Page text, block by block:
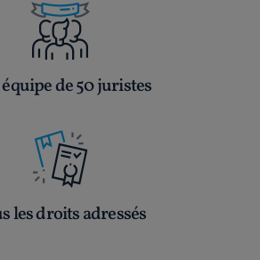
de 50 juristes
les droits adressés